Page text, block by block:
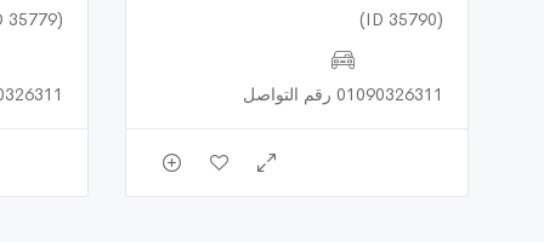
(ID 35790)
01090326311 رقم التواصل
(ID 35779)
01090326311